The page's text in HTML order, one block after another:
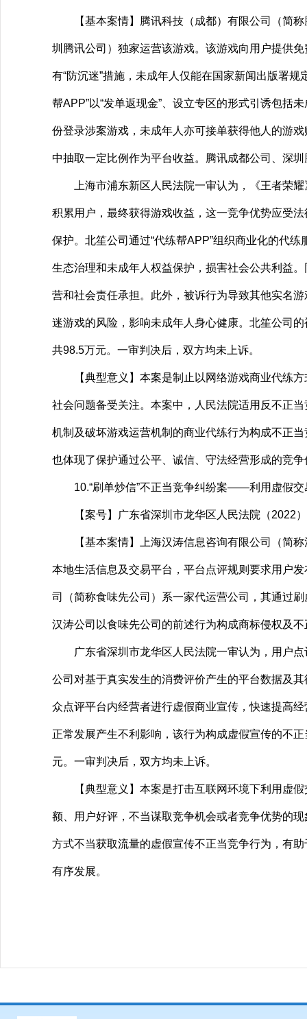
【基本案情】腾讯科技（成都）有限公司（简称
圳腾讯公司）独家运营该游戏。该游戏向用户提供
有“防沉迷”措施，未成年人仅能在国家新闻出版署
帮APP”以“发单返现金”、设立专区的形式引诱包括
份登录涉案游戏，未成年人亦可接单获得他人的游戏
中抽取一定比例作为平台收益。腾讯成都公司、深
上海市浦东新区人民法院一审认为，《王者荣耀
积累用户，最终获得游戏收益，这一竞争优势应受
保护。北笙公司通过“代练帮APP”组织商业化的代
生态治理和未成年人权益保护，损害社会公共利益
营和社会责任承担。此外，被诉行为导致其他实名
迷游戏的风险，影响未成年人身心健康。北笙公司
共98.5万元。一审判决后，双方均未上诉。
【典型意义】本案是制止以网络游戏商业代练方
社会问题备受关注。本案中，人民法院适用反不正
机制及破坏游戏运营机制的商业代练行为构成不正
也体现了保护通过公平、诚信、守法经营形成的竞
10.“刷单炒信”不正当竞争纠纷案——利用虚假交
【案号】广东省深圳市龙华区人民法院（2022）
【基本案情】上海汉涛信息咨询有限公司（简称
本地生活信息及交易平台，平台点评规则要求用户
司（简称食味先公司）系一家代运营公司，其通过
汉涛公司以食味先公司的前述行为构成商标侵权及
广东省深圳市龙华区人民法院一审认为，用户点
公司对基于真实发生的消费评价产生的平台数据及
众点评平台内经营者进行虚假商业宣传，快速提高
正常发展产生不利影响，该行为构成虚假宣传的不
元。一审判决后，双方均未上诉。
【典型意义】本案是打击互联网环境下利用虚假
额、用户好评，不当谋取竞争机会或者竞争优势的
方式不当获取流量的虚假宣传不正当竞争行为，有
有序发展。